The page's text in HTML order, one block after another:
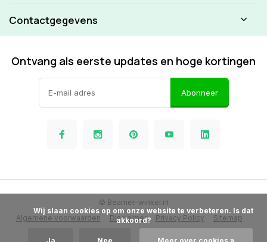
Contactgegevens
Ontvang als eerste updates en hoge kortingen
Abonneer
Algemene voorwaarden Disclaimer Privacy Policy Sitemap
© Beamer-winkel.nl
akkoord?